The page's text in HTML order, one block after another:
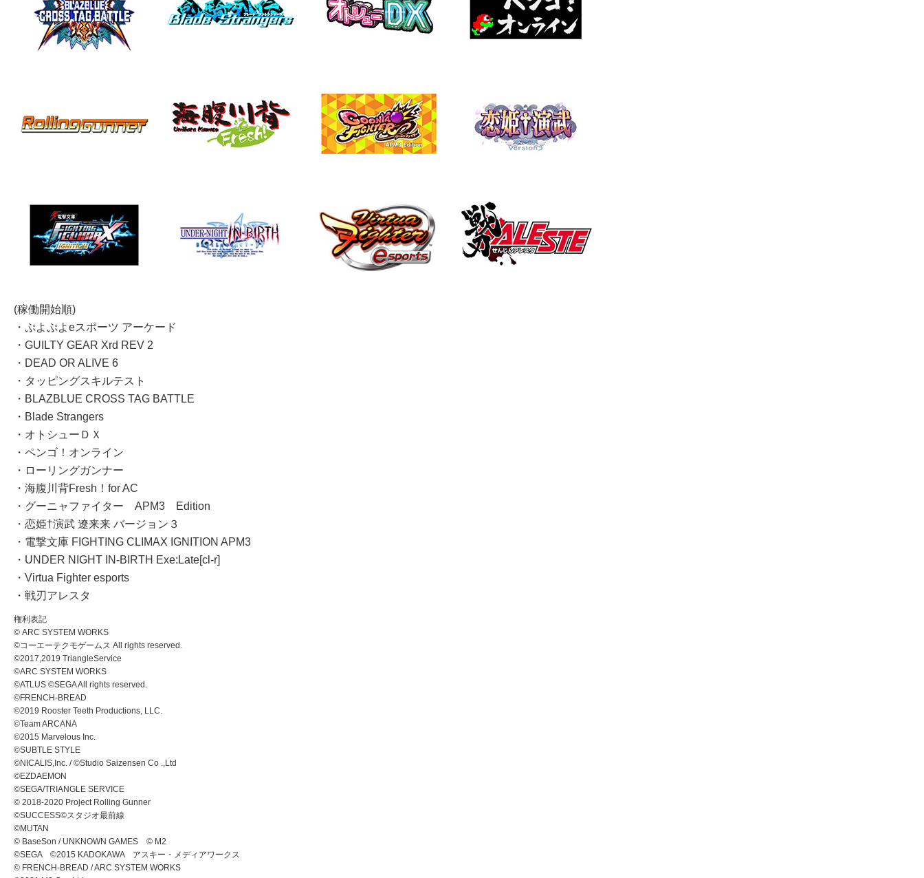
(稼働開始順)
・ぷよぷよeスポーツ アーケード
・GUILTY GEAR Xrd REV 2
・DEAD OR ALIVE 6
・タッピングスキルテスト
・BLAZBLUE CROSS TAG BATTLE
・Blade Strangers
・オトシューＤＸ
・ペンゴ！オンライン
・ローリングガンナー
・海腹川背Fresh！for AC
・グーニャファイター APM3 Edition
・恋姫†演武 遼来来 バージョン３
・電撃文庫 FIGHTING CLIMAX IGNITION APM3
・UNDER NIGHT IN-BIRTH Exe:Late[cl-r]
・Virtua Fighter esports
・戦刃アレスタ
権利表記
© ARC SYSTEM WORKS
©コーエーテクモゲームス All rights reserved.
©2017,2019 TriangleService
©ARC SYSTEM WORKS
©ATLUS ©SEGA All rights reserved.
©FRENCH-BREAD
©2019 Rooster Teeth Productions, LLC.
©Team ARCANA
©2015 Marvelous Inc.
©SUBTLE STYLE
©NICALIS,Inc. / ©Studio Saizensen Co .,Ltd
©EZDAEMON
©SEGA/TRIANGLE SERVICE
© 2018-2020 Project Rolling Gunner
©SUCCESS©スタジオ最前線
©MUTAN
© BaseSon / UNKNOWN GAMES © M2
©SEGA ©2015 KADOKAWA アスキー・メディアワークス
© FRENCH-BREAD / ARC SYSTEM WORKS